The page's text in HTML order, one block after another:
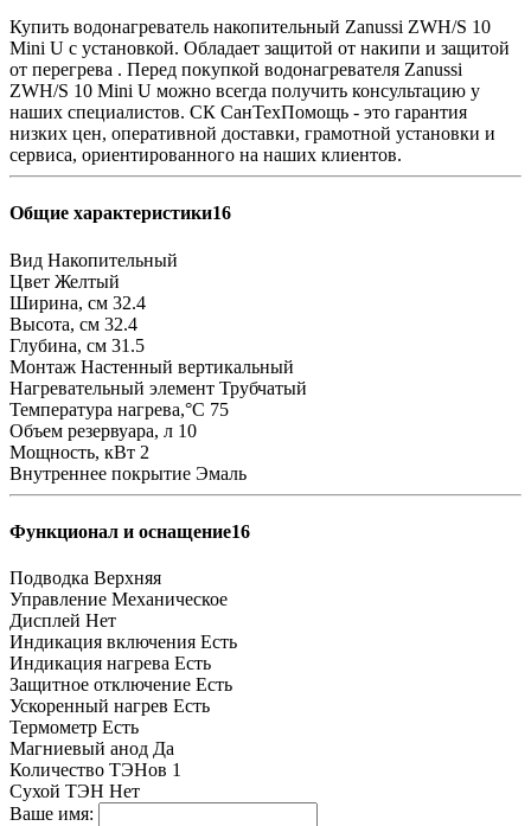
Купить водонагреватель накопительный Zanussi ZWH/S 10
Mini U с установкой. Обладает защитой от накипи и защитой
от перегрева . Перед покупкой водонагревателя Zanussi
ZWH/S 10 Mini U можно всегда получить консультацию у
наших специалистов. СК СанТехПомощь - это гарантия
низких цен, оперативной доставки, грамотной установки и
сервиса, ориентированного на наших клиентов.
Общие характеристики16
Вид Накопительный
Цвет Желтый
Ширина, см 32.4
Высота, см 32.4
Глубина, см 31.5
Монтаж Настенный вертикальный
Нагревательный элемент Трубчатый
Температура нагрева,°С 75
Объем резервуара, л 10
Мощность, кВт 2
Внутреннее покрытие Эмаль
Функционал и оснащение16
Подводка Верхняя
Управление Механическое
Дисплей Нет
Индикация включения Есть
Индикация нагрева Есть
Защитное отключение Есть
Ускоренный нагрев Есть
Термометр Есть
Магниевый анод Да
Количество ТЭНов 1
Сухой ТЭН Нет
Ваше имя: